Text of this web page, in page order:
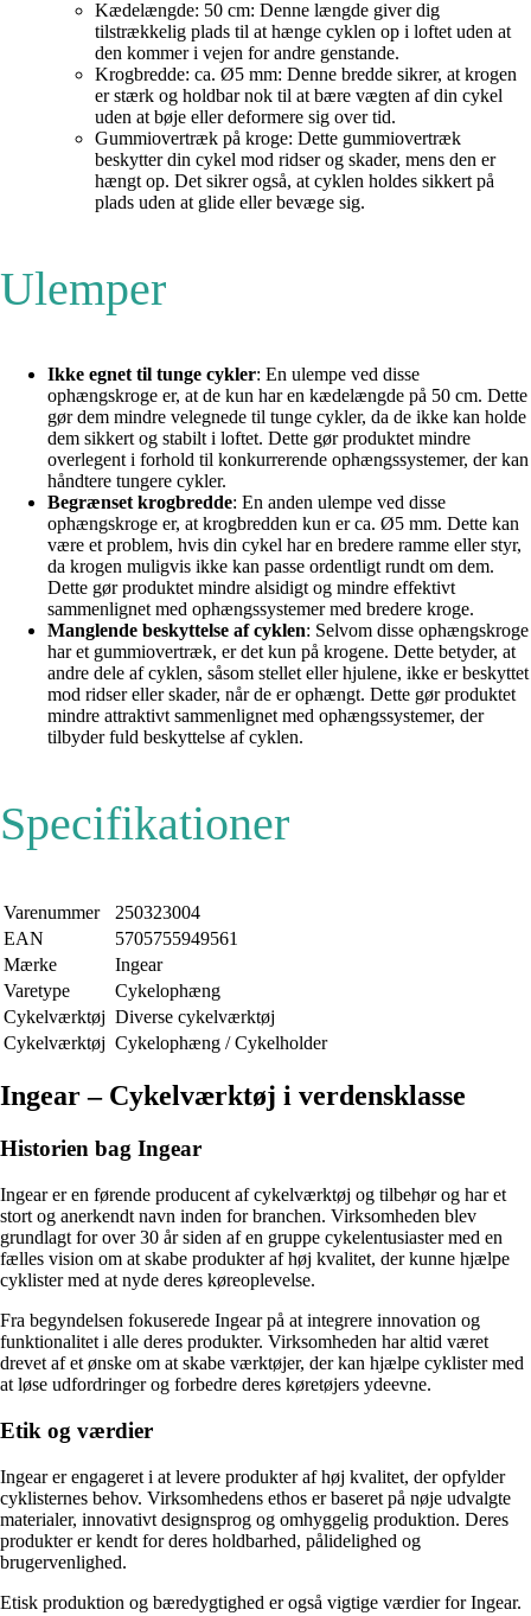
Kædelængde: 50 cm: Denne længde giver dig
tilstrækkelig plads til at hænge cyklen op i loftet uden at
den kommer i vejen for andre genstande.
Krogbredde: ca. Ø5 mm: Denne bredde sikrer, at krogen
er stærk og holdbar nok til at bære vægten af din cykel
uden at bøje eller deformere sig over tid.
Gummiovertræk på kroge: Dette gummiovertræk
beskytter din cykel mod ridser og skader, mens den er
hængt op. Det sikrer også, at cyklen holdes sikkert på
plads uden at glide eller bevæge sig.
Ulemper
Ikke egnet til tunge cykler: En ulempe ved disse
ophængskroge er, at de kun har en kædelængde på 50 cm. Dette
gør dem mindre velegnede til tunge cykler, da de ikke kan holde
dem sikkert og stabilt i loftet. Dette gør produktet mindre
overlegent i forhold til konkurrerende ophængssystemer, der kan
håndtere tungere cykler.
Begrænset krogbredde: En anden ulempe ved disse
ophængskroge er, at krogbredden kun er ca. Ø5 mm. Dette kan
være et problem, hvis din cykel har en bredere ramme eller styr,
da krogen muligvis ikke kan passe ordentligt rundt om dem.
Dette gør produktet mindre alsidigt og mindre effektivt
sammenlignet med ophængssystemer med bredere kroge.
Manglende beskyttelse af cyklen: Selvom disse ophængskroge
har et gummiovertræk, er det kun på krogene. Dette betyder, at
andre dele af cyklen, såsom stellet eller hjulene, ikke er beskyttet
mod ridser eller skader, når de er ophængt. Dette gør produktet
mindre attraktivt sammenlignet med ophængssystemer, der
tilbyder fuld beskyttelse af cyklen.
Specifikationer
Varenummer
250323004
EAN
5705755949561
Mærke
Ingear
Varetype
Cykelophæng
Cykelværktøj Diverse cykelværktøj
Cykelværktøj Cykelophæng / Cykelholder
Ingear – Cykelværktøj i verdensklasse
Historien bag Ingear
Ingear er en førende producent af cykelværktøj og tilbehør og har et
stort og anerkendt navn inden for branchen. Virksomheden blev
grundlagt for over 30 år siden af en gruppe cykelentusiaster med en
fælles vision om at skabe produkter af høj kvalitet, der kunne hjælpe
cyklister med at nyde deres køreoplevelse.
Fra begyndelsen fokuserede Ingear på at integrere innovation og
funktionalitet i alle deres produkter. Virksomheden har altid været
drevet af et ønske om at skabe værktøjer, der kan hjælpe cyklister med
at løse udfordringer og forbedre deres køretøjers ydeevne.
Etik og værdier
Ingear er engageret i at levere produkter af høj kvalitet, der opfylder
cyklisternes behov. Virksomhedens ethos er baseret på nøje udvalgte
materialer, innovativt designsprog og omhyggelig produktion. Deres
produkter er kendt for deres holdbarhed, pålidelighed og
brugervenlighed.
Etisk produktion og bæredygtighed er også vigtige værdier for Ingear.